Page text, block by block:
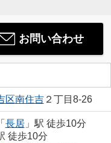
お問い合わせ
区南住吉２丁目8-26
「 長居」駅 徒歩10分
徒歩10分